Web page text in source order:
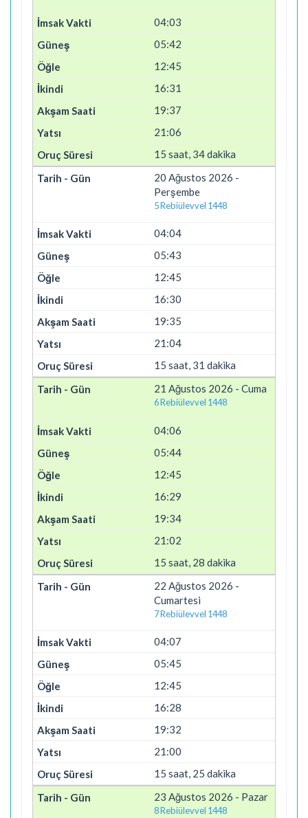
04:03
05:42
12:45
16:31
19:37
21:06
15 saat, 34 dakika
20 Ağustos 2026 -
Perşembe
5 Rebiülevvel 1448
04:04
05:43
12:45
16:30
19:35
21:04
15 saat, 31 dakika
21 Ağustos 2026 - Cuma
6 Rebiülevvel 1448
04:06
05:44
12:45
16:29
19:34
21:02
15 saat, 28 dakika
22 Ağustos 2026 -
Cumartesi
7 Rebiülevvel 1448
04:07
05:45
12:45
16:28
19:32
21:00
15 saat, 25 dakika
23 Ağustos 2026 - Pazar
8 Rebiülevvel 1448